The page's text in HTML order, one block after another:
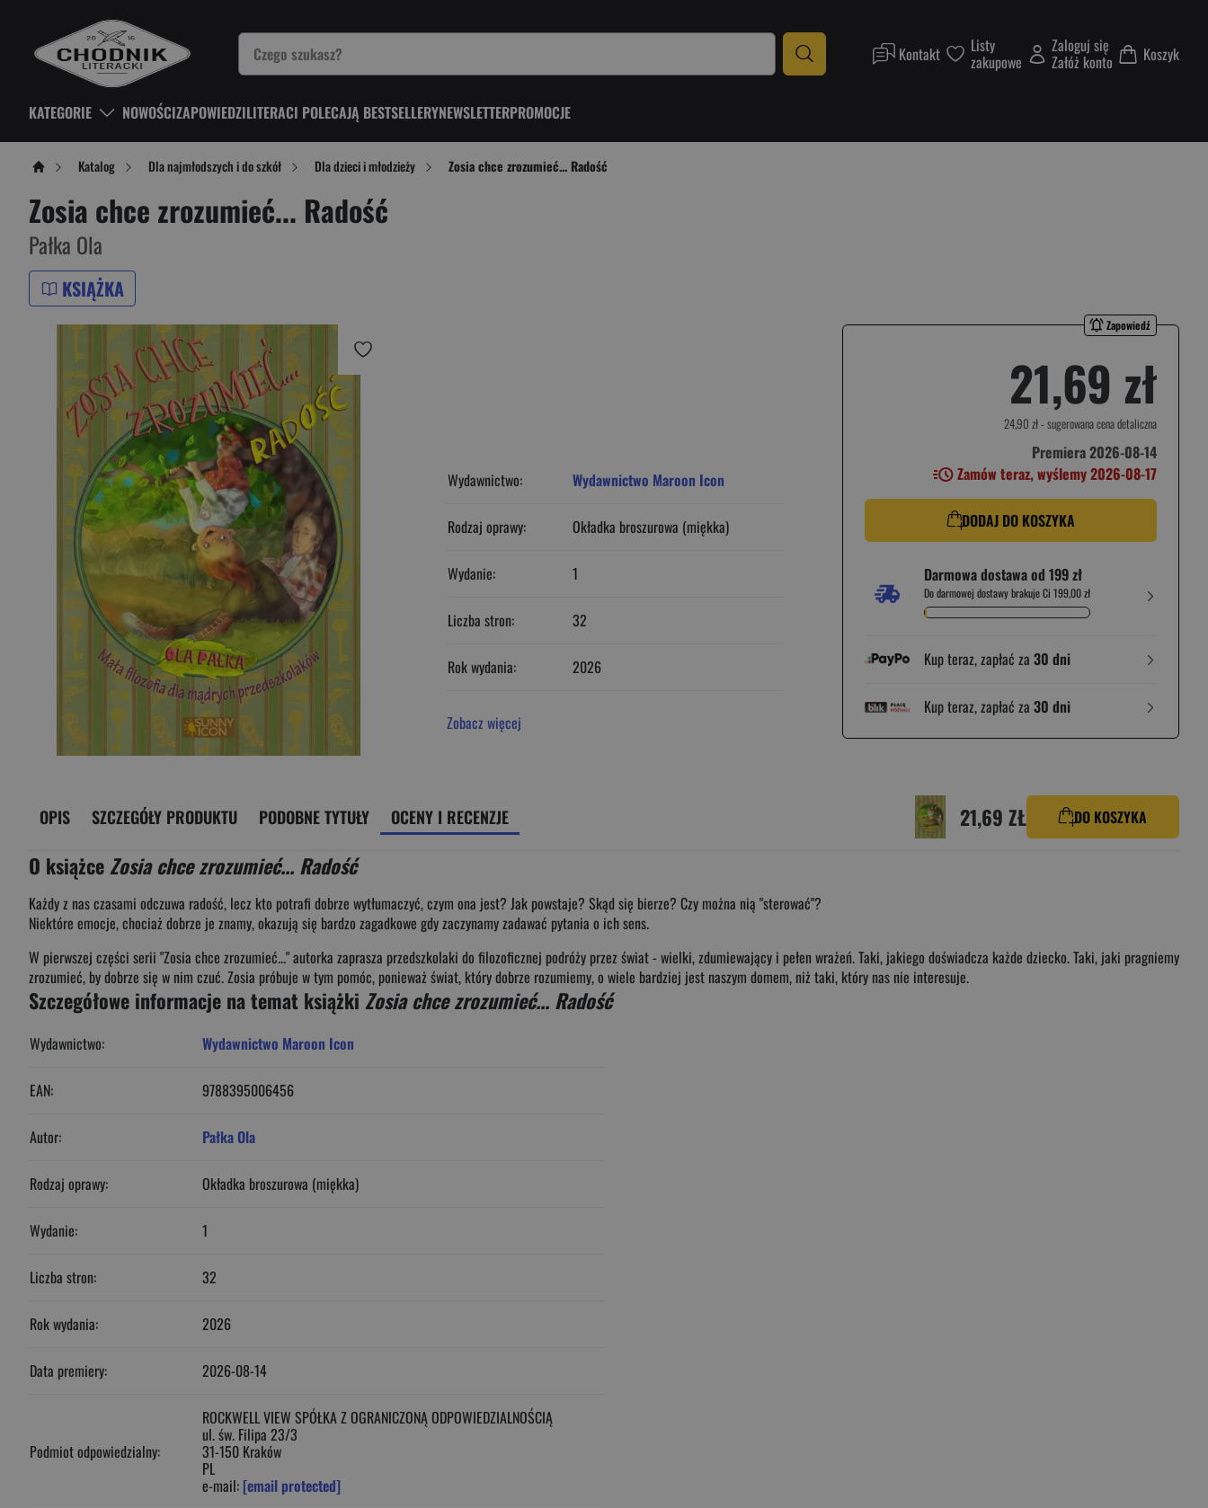
Kontakt Listy
zakupowe
Zaloguj się
Załóż konto Koszyk
KATEGORIE NOWOŚCIZAPOWIEDZILITERACI POLECAJĄ BESTSELLERYNEWSLETTERPROMOCJE
Katalog Dla najmłodszych i do szkół Dla dzieci i młodzieży Zosia chce zrozumieć... Radość
Zosia chce zrozumieć... Radość
Pałka Ola
KSIĄŻKA
Zapowiedź
21,69 zł
24,90 zł- sugerowana cena detaliczna
Premiera 2026-08-14
Zamów teraz, wyślemy 2026-08-17
DODAJ DO KOSZYKA
Darmowa dostawa od 199 zł
Do darmowej dostawy brakuje Ci 199,00 zł
Kup teraz, zapłać za 30 dni
Kup teraz, zapłać za 30 dni
Wydawnictwo: Wydawnictwo Maroon Icon
Rodzaj oprawy: Okładka broszurowa (miękka)
Wydanie: 1
Liczba stron: 32
Rok wydania: 2026
Zobacz więcej
OPIS SZCZEGÓŁY PRODUKTU PODOBNE TYTUŁY OCENY I RECENZJE 21,69 ZŁ DO KOSZYKA
O książce Zosia chce zrozumieć... Radość
Każdy z nas czasami odczuwa radość, lecz kto potrafi dobrze wytłumaczyć, czym ona jest? Jak powstaje? Skąd się bierze? Czy można nią "sterować"?
Niektóre emocje, chociaż dobrze je znamy, okazują się bardzo zagadkowe gdy zaczynamy zadawać pytania o ich sens.
W pierwszej części serii "Zosia chce zrozumieć..." autorka zaprasza przedszkolaki do filozoficznej podróży przez świat - wielki, zdumiewający i pełen wrażeń. Taki, jakiego doświadcza każde dziecko. Taki, jaki pragniemy
zrozumieć, by dobrze się w nim czuć. Zosia próbuje w tym pomóc, ponieważ świat, który dobrze rozumiemy, o wiele bardziej jest naszym domem, niż taki, który nas nie interesuje.
Szczegółowe informacje na temat książki Zosia chce zrozumieć... Radość
Wydawnictwo: Wydawnictwo Maroon Icon
EAN: 9788395006456
Autor: Pałka Ola
Rodzaj oprawy: Okładka broszurowa (miękka)
Wydanie: 1
Liczba stron: 32
Rok wydania: 2026
Data premiery: 2026-08-14
Podmiot odpowiedzialny:
ROCKWELL VIEW SPÓŁKA Z OGRANICZONĄ ODPOWIEDZIALNOŚCIĄ
ul. św. Filipa 23/3
31-150 Kraków
PL
e-mail: [email protected]